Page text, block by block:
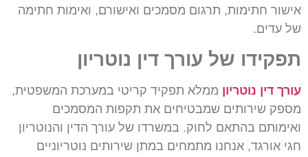
אישור חתימות, תרגום מסמכים ואישורם, ואימות חתימה
של עדים.
תפקידו של עורך דין נוטריון
עורך דין נוטריון ממלא תפקיד קריטי במערכת המשפטית,
מספק שירותים שמבטיחים את תקפות המסמכים
ואימותם בהתאם לחוק. במשרדו של עורך הדין והנוטריון
חגי אורגד, אנחנו מתמחים במתן שירותים נוטריוניים